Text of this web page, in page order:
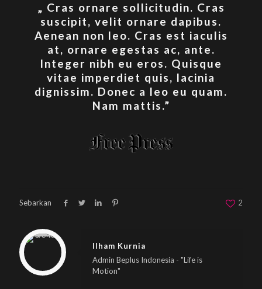
„ Cras ornare sollicitudin. Cras
suscipit, velit ornare dapibus.
Aenean non leo. Cras est iaculis
at, ornare egestas ac, ante.
Integer nibh eu eros. Quisque
vitae imperdiet quis, lacinia
dignissim. Donec a leo eu quam.
Nam mattis.”
Sebarkan 2
Warning
: Trying to access array offset on null in
/home/u833233641/domains/beplus.id/public_html/wp-content/themes/betheme/includes/content-single.php
on line
286
Ilham Kurnia
Admin Beplus Indonesia - "Life is
Motion"